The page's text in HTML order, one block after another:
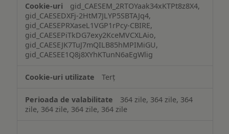
gid_CAESEM_2RTOYaak34xKTPt8z8X4,
gid_CAESEDXFj-2HtM7JLYP5SBTAJq4,
gid_CAESEPRXaseL1VGP1rPcy-CBIRE,
gid_CAESEPiTkDG7exy2KceMVCXLAio,
gid_CAESEJK7TuJ7mQILB85hMPIMiGU,
gid_CAESEE1Q8j8XYhKTunN6aEgWlig
Terț
364 zile, 364 zile, 364
zile, 364 zile, 364 zile, 364 zile